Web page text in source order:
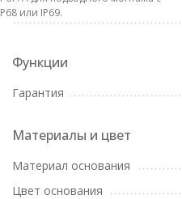
или IP69.
Функции
Гарантия
Материалы и цвет
Материал основания
Цвет основания